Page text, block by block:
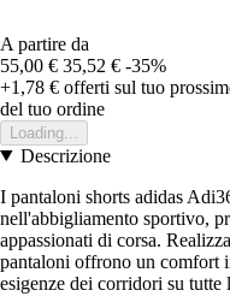
A partire da
55,00 € 35,52 € -35%
+1,78 € offerti sul tuo
del tuo ordine
Loading...
Descrizione
I pantaloni shorts adidas
nell'abbigliamento sportivo,
appassionati di corsa.
pantaloni offrono un comfort
esigenze dei corridori su tutte